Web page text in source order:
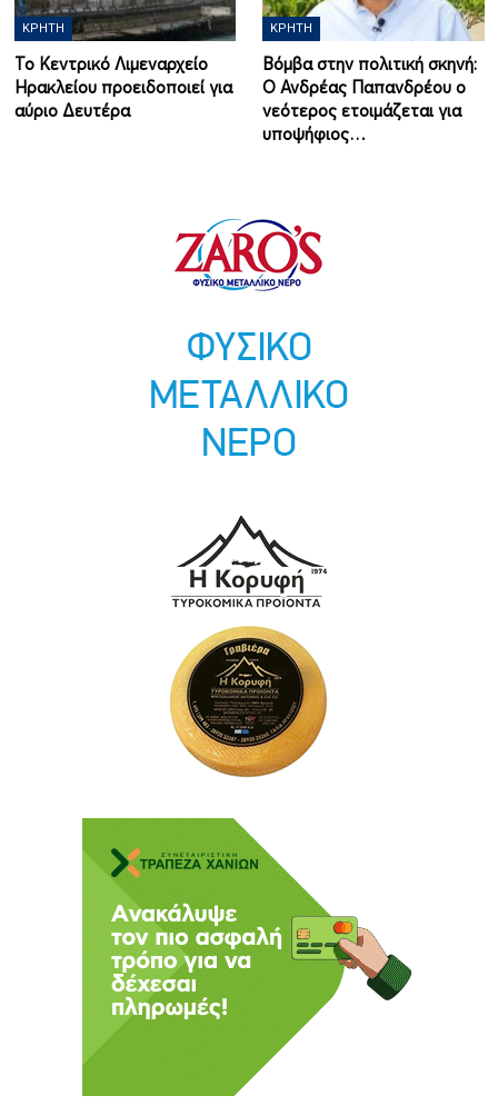
ΚΡΉΤΗ
Το Κεντρικό Λιμεναρχείο
Ηρακλείου προειδοποιεί για
αύριο Δευτέρα
ΚΡΉΤΗ
Βόμβα στην πολιτική σκηνή:
Ο Ανδρέας Παπανδρέου ο
νεότερος ετοιμάζεται για
υποψήφιος…